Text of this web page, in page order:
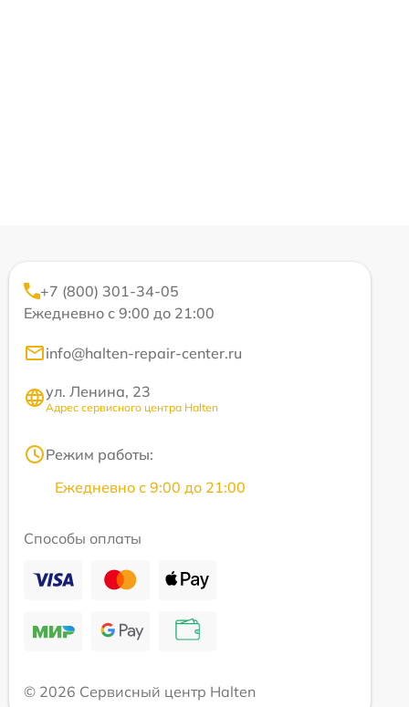
+7 (800) 301-34-05
Ежедневно с 9:00 до 21:00
info@halten-repair-center.ru
ул. Ленина, 23
Адрес сервисного центра Halten
Режим работы:
Ежедневно с 9:00 до 21:00
Способы оплаты
© 2026 Сервисный центр Halten